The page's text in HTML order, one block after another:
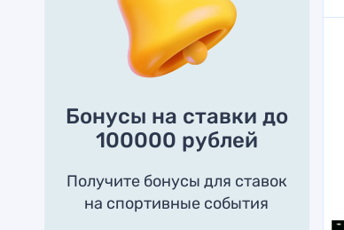
Бонусы на ставки до
100000 рублей
Получите бонусы для ставок
на спортивные события